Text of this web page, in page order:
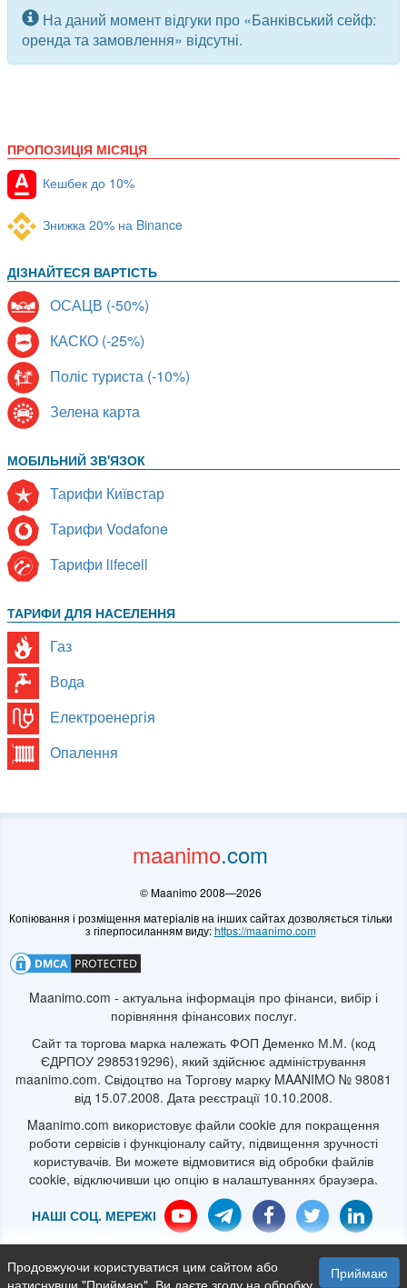
ПРОПОЗИЦІЯ МІСЯЦЯ
Кешбек до 10%
Знижка 20% на Binance
ДІЗНАЙТЕСЯ ВАРТІСТЬ
ОСАЦВ (-50%)
КАСКО (-25%)
Поліс туриста (-10%)
Зелена карта
МОБІЛЬНИЙ ЗВ'ЯЗОК
Тарифи Київстар
Тарифи Vodafone
Тарифи lifecell
ТАРИФИ ДЛЯ НАСЕЛЕННЯ
Газ
Вода
Електроенергія
Опалення
© Maanimo 2008—2026
https://maanimo.com
Maanimo.com - актуальна інформація про фінанси, вибір і
порівняння фінансових послуг.
Сайт та торгова марка належать ФОП Деменко М.М. (код
ЄДРПОУ 2985319296), який здійснює адміністрування
maanimo.com. Свідоцтво на Торгову марку MAANIMO № 98081
від 15.07.2008. Дата реєстрації 10.10.2008.
Maanimo.com використовує файли cookie для покращення
роботи сервісів і функціоналу сайту, підвищення зручності
користувачів. Ви можете відмовитися від обробки файлів
cookie, відключивши цю опцію в налаштуваннях браузера.
Про нас Політика конфіденційності
Угода користувачаПриймаю
Продовжуючи користуватися цим сайтом або
натиснувши "Приймаю", Ви даєте згоду на обробку